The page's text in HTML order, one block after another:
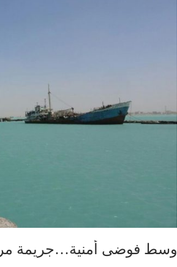
وسط فوضى أمنية…جريمة